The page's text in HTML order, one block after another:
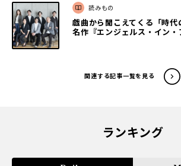
読みもの
戯曲から聞こえてくる「時
名作『エンジェルス・イン・
関連する記事一覧を見る
ランキング